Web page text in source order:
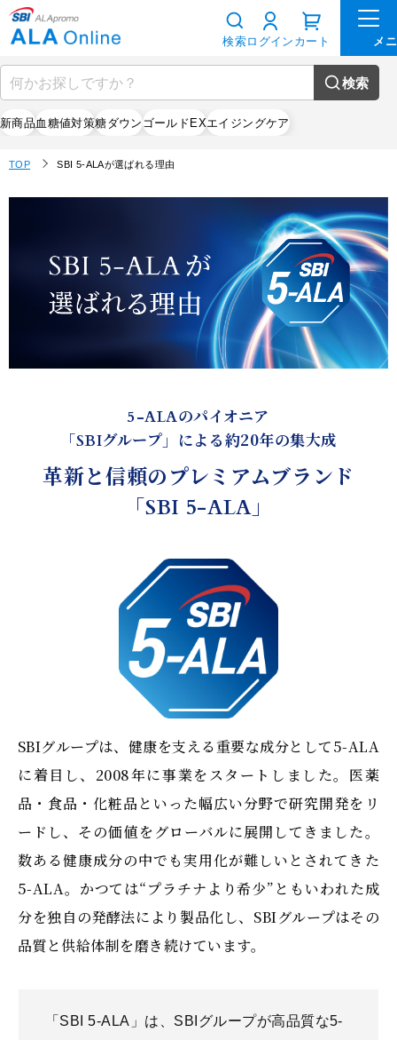
検索
新商品血糖値対策糖ダウンゴールドEXエイジングケア
検索ログイン カート
TOP SBI 5-ALAが選ばれる理由
5-ALAのパイオニア
「SBIグループ」による約20年の集大成
革新と信頼のプレミアムブランド
「SBI 5-ALA 」
SBIグループは、健康を支える重要な成分として5-ALA
に着目し、2008年に事業をスタートしました。医薬
品・食品・化粧品といった幅広い分野で研究開発をリ
ードし、その価値をグローバルに展開してきました。
数ある健康成分の中でも実用化が難しいとされてきた
5-ALA。かつては“プラチナより希少”ともいわれた成
分を独自の発酵法により製品化し、SBIグループはその
品質と供給体制を磨き続けています。
「SBI 5-ALA」は、SBIグループが高品質な5-